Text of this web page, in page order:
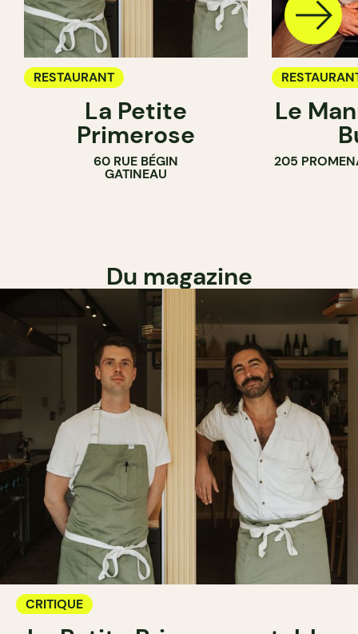
RESTAURANT
La Petite
Primerose
60 RUE BÉGIN
GATINEAU
Le
205
Du magazine
CRITIQUE